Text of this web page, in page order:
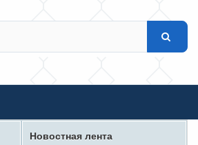
Новостная лента